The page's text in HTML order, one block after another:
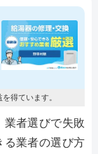
得ています。
業者選びで失敗
る業者の選び方